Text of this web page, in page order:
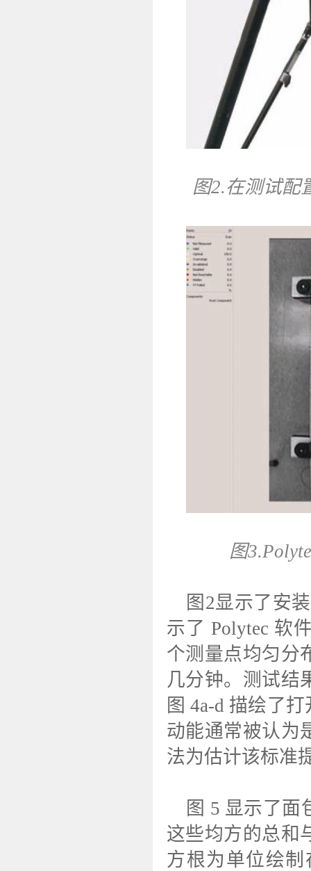
图2.在测试配
图
图2显示了安
示了 Polytec 软
个测量点均匀分
几分钟。测试结
图 4a-d 描绘了
动能通常被认为
法为估计该标准
图 5 显示了面
这些均方的总和
方根为单位绘